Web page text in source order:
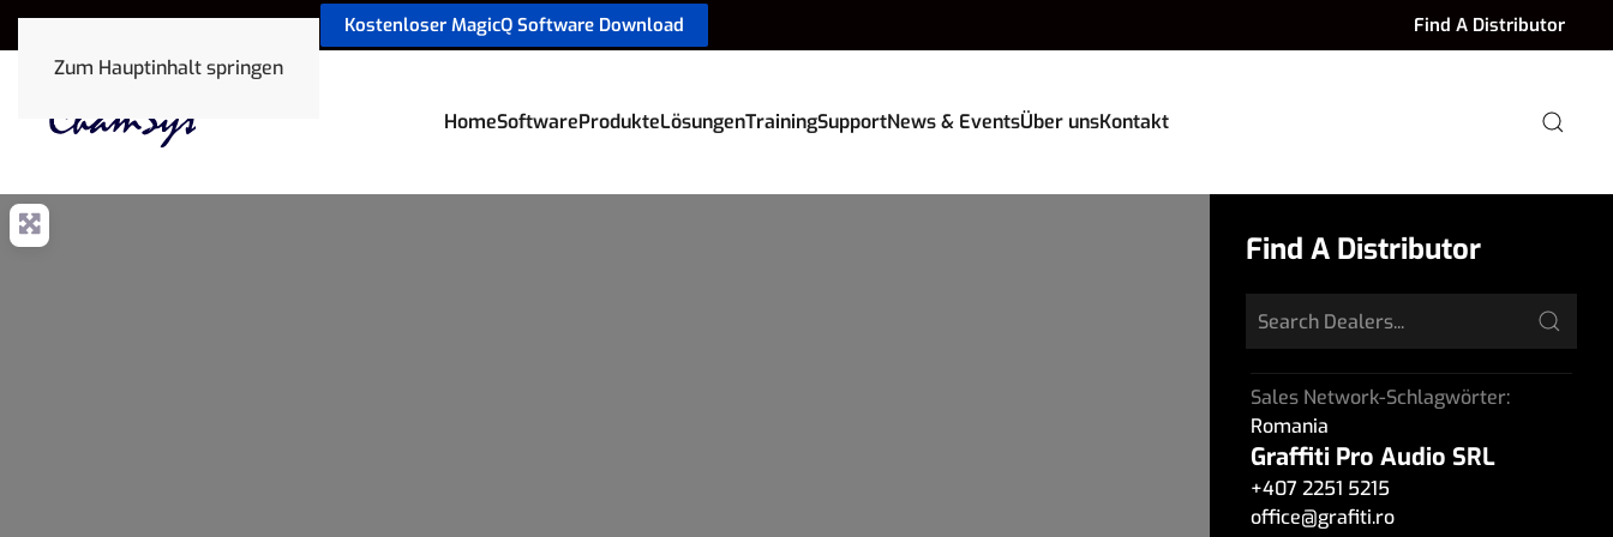
Zum Hauptinhalt springen
sales@chamsyslighting.de Kostenloser MagicQ Software Download Find A Distributor
HomeSoftwareProdukteLösungenTrainingSupportNews & EventsÜber unsKontakt
Find A Distributor
Sales Network-Schlagwörter:
Romania
Graffiti Pro Audio SRL
+407 2251 5215
office@grafiti.ro